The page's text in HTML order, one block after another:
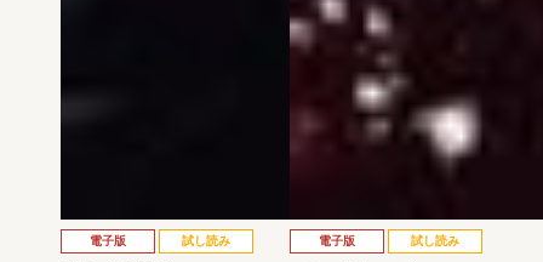
電子版 試し読み 電子版 試し読み